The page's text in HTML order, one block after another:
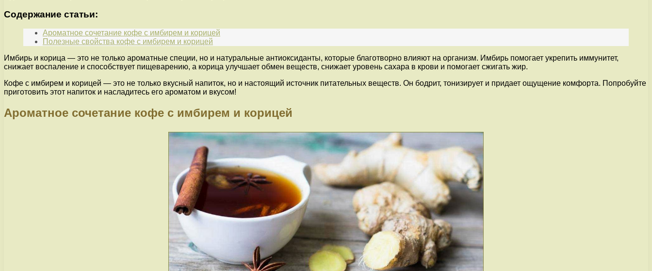
Содержание статьи:
Ароматное сочетание кофе с имбирем и корицей
Полезные свойства кофе с имбирем и корицей
Имбирь и корица — это не только ароматные специи, но и натуральные антиоксиданты, которые благотворно влияют на организм. Имбирь помогает укрепить иммунитет,
снижает воспаление и способствует пищеварению, а корица улучшает обмен веществ, снижает уровень сахара в крови и помогает сжигать жир.
Кофе с имбирем и корицей — это не только вкусный напиток, но и настоящий источник питательных веществ. Он бодрит, тонизирует и придает ощущение комфорта. Попробуйте
приготовить этот напиток и насладитесь его ароматом и вкусом!
Ароматное сочетание кофе с имбирем и корицей